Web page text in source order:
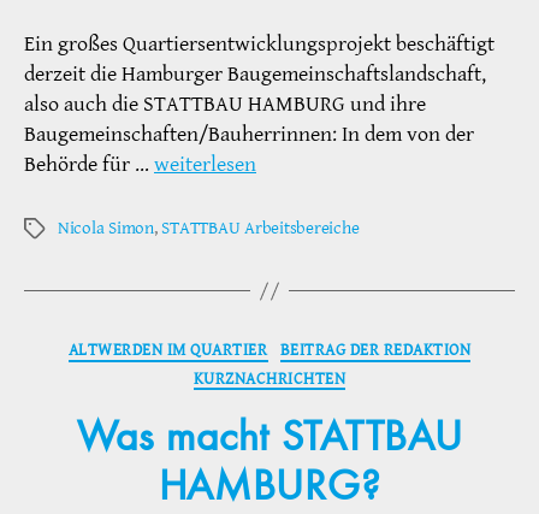
Ein großes Quartiersentwicklungsprojekt beschäftigt
derzeit die Hamburger Baugemeinschaftslandschaft,
also auch die STATTBAU HAMBURG und ihre
Baugemeinschaften/Bauherrinnen: In dem von der
Behörde für … weiterlesen
Schlagwörter
Nicola Simon,STATTBAU Arbeitsbereiche
Kategorien
ALTWERDEN IM QUARTIER
BEITRAG DER REDAKTION
KURZNACHRICHTEN
Was macht STATTBAU
HAMBURG?